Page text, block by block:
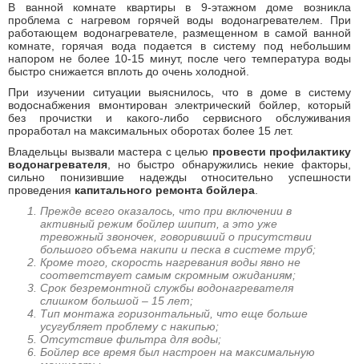
В ванной комнате квартиры в 9-этажном доме возникла
проблема с нагревом горячей воды водонагревателем. При
работающем водонагревателе, размещенном в самой ванной
комнате, горячая вода подается в систему под небольшим
напором не более 10-15 минут, после чего температура воды
быстро снижается вплоть до очень холодной.
При изучении ситуации выяснилось, что в доме в систему
водоснабжения вмонтирован электрический бойлер, который
без прочистки и какого-либо сервисного обслуживания
проработал на максимальных оборотах более 15 лет.
Владельцы вызвали мастера с целью провести профилактику
водонагревателя, но быстро обнаружились некие факторы,
сильно понизившие надежды относительно успешности
проведения капитального ремонта бойлера.
Прежде всего оказалось, что при включении в
активный режим бойлер шипит, а это уже
тревожный звоночек, говоривший о присутствии
большого объема накипи и песка в системе труб;
Кроме того, скорость нагревания воды явно не
соответствует самым скромным ожиданиям;
Срок безремонтной службы водонагревателя
слишком большой – 15 лет;
Тип монтажа горизонтальный, что еще больше
усугубляет проблему с накипью;
Отсутствие фильтра для воды;
Бойлер все время был настроен на максимальную